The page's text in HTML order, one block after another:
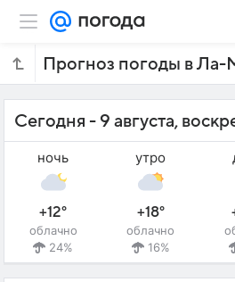
Сегодня - 9 августа,
ночь
+12°
облачно
24%
утро
+18°
облачно
16%